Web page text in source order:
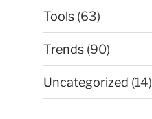
Tools (63)
Trends (90)
Uncategorized (14)